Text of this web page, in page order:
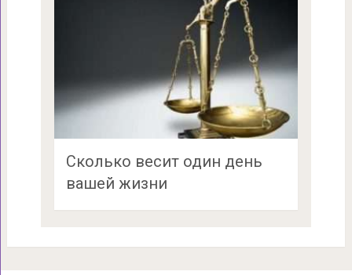
Сколько весит один день
вашей жизни